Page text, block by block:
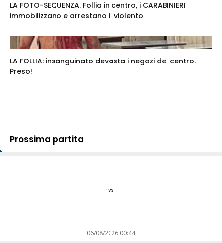
LA FOTO-SEQUENZA. Follia in centro, i CARABINIERI
immobilizzano e arrestano il violento
LA FOLLIA: insanguinato devasta i negozi del centro.
Preso!
Prossima partita
vs
06/08/2026 00:44